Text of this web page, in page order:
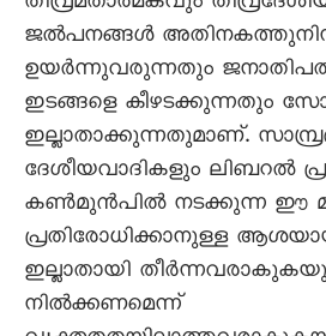
ജല്‍പനങ്ങള്‍
ഉയര്‍ന്നുവരുന്നതും
ഇടങ്ങളെ കീഴടക്കുന്നതും
ഇല്ലാതാക്കുന്നതുമാണ്.
ദേശീയവാദികളും ലിബറല്‍
കണ്‍മുന്‍പില്‍ നടക്കുന്ന ഈ
പ്രതിരോധിക്കാനുള്ള
ഇല്ലാതായി
നില്‍ക്കണമെന്ന്